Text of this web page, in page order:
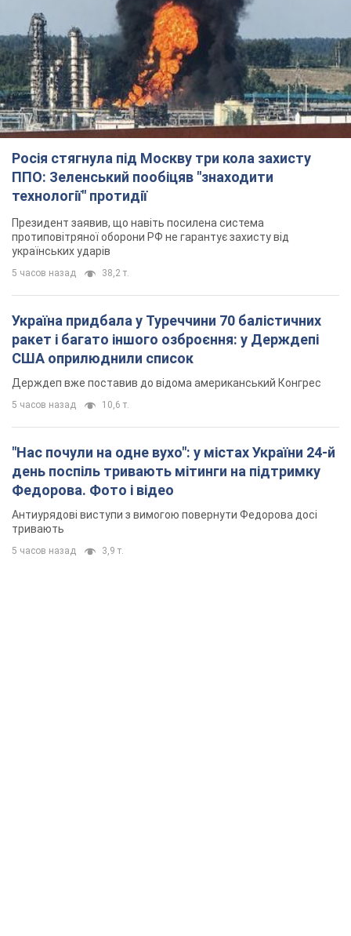
Росія стягнула під Москву три кола захисту
ППО: Зеленський пообіцяв "знаходити
технології" протидії
Президент заявив, що навіть посилена система
протиповітряної оборони РФ не гарантує захисту від
українських ударів
5 часов назад 38,2 т.
Україна придбала у Туреччини 70 балістичних
ракет і багато іншого озброєння: у Держдепі
США оприлюднили список
Держдеп вже поставив до відома американський Конгрес
5 часов назад 10,6 т.
"Нас почули на одне вухо": у містах України 24-й
день поспіль тривають мітинги на підтримку
Федорова. Фото і відео
Антиурядові виступи з вимогою повернути Федорова досі
тривають
5 часов назад 3,9 т.